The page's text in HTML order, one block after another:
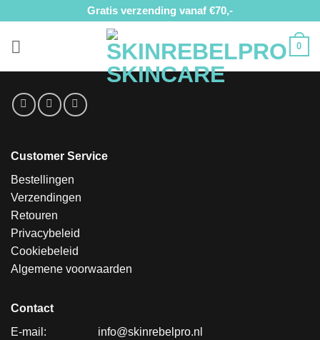
inhoud
Gratis verzending vanaf €70,-
0
Customer Service
Bestellingen
Verzendingen
Retouren
Privacybeleid
Cookiebeleid
Algemene voorwaarden
Contact
E-mail:
info@skinrebelpro.nl